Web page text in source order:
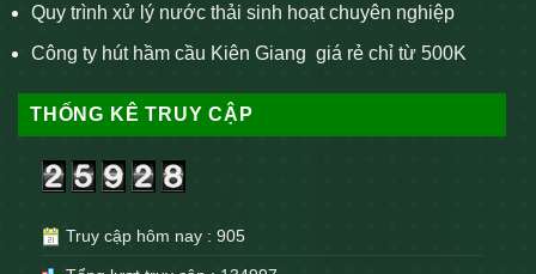
Quy trình xử lý nước thải sinh hoạt chuyên nghiệp
Công ty hút hầm cầu Kiên Giang giá rẻ chỉ từ 500K
THỐNG KÊ TRUY CẬP
Truy cập hôm nay : 905